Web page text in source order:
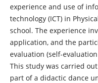
experience and use of
technology (ICT) in
school. The experience
application, and the
evaluation (self-
This study was carried
part of a didactic dance